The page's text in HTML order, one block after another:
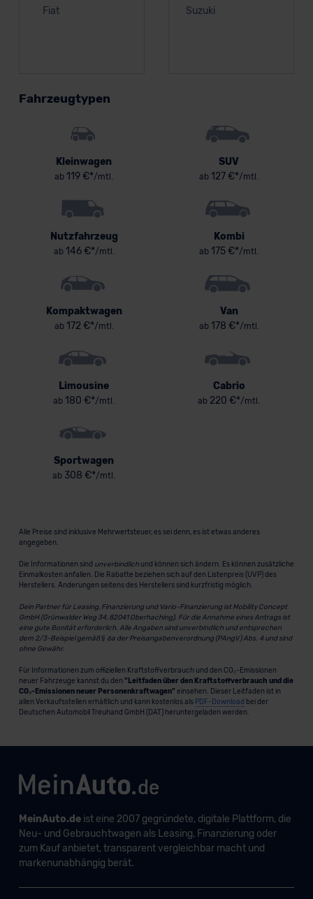
Fiat Suzuki
Fahrzeugtypen
Kleinwagen
ab 119 €*/mtl.
SUV
ab 127 €*/mtl.
Nutzfahrzeug
ab146 €*/mtl.
Kombi
ab 175 €*/mtl.
Kompaktwagen
ab172 €*/mtl.
Van
ab178 €*/mtl.
Limousine
ab 180 €*/mtl.
Cabrio
ab 220 €*/mtl.
Sportwagen
ab 308 €*/mtl.
Alle Preise sind inklusive Mehrwertsteuer, es sei denn, es ist etwas anderes
angegeben.
Die Informationen sind unverbindlichund können sich ändern. Es können zusätzliche
Einmalkosten anfallen. Die Rabatte beziehen sich auf den Listenpreis (UVP) des
Herstellers. Änderungen seitens des Herstellers sind kurzfristig möglich.
Dein Partner für Leasing, Finanzierung und Vario-Finanzierung ist Mobility Concept
GmbH (Grünwalder Weg 34, 82041 Oberhaching). Für die Annahme eines Antrags ist
eine gute Bonität erforderlich. Alle Angaben sind unverbindlich und entsprechen
dem 2/3-Beispiel gemäß § 6a der Preisangabenverordnung (PAngV) Abs. 4 und sind
ohne Gewähr.
Für Informationen zum offiziellen Kraftstoffverbrauch und den CO₂-Emissionen
neuer Fahrzeuge kannst du den "Leitfaden über den Kraftstoffverbrauch und die
CO₂-Emissionen neuer Personenkraftwagen" einsehen. Dieser Leitfaden ist in
allen Verkaufsstellen erhältlich und kann kostenlos als PDF-Download bei der
Deutschen Automobil Treuhand GmbH (DAT) heruntergeladen werden.
MeinAuto.deist eine 2007 gegründete, digitale Plattform, die
Neu- und Gebrauchtwagen als Leasing, Finanzierung oder
zum Kauf anbietet, transparent vergleichbar macht und
markenunabhängig berät.